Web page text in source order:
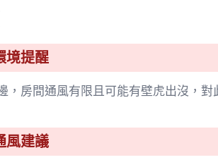
境提醒
，房間通風有限且可能有壁虎出沒，
風建議